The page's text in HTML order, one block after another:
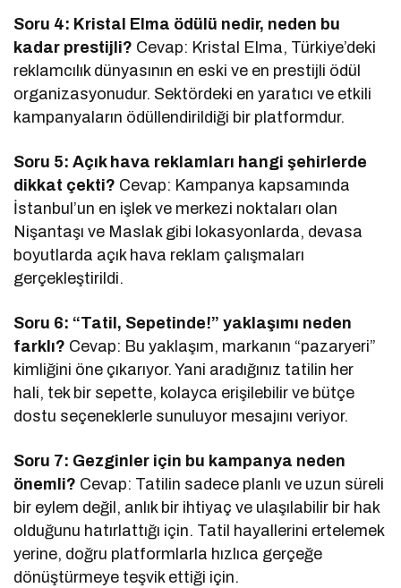
Soru 4: Kristal Elma ödülü nedir, neden bu
kadar prestijli? Cevap: Kristal Elma, Türkiye’deki
reklamcılık dünyasının en eski ve en prestijli ödül
organizasyonudur. Sektördeki en yaratıcı ve etkili
kampanyaların ödüllendirildiği bir platformdur.
Soru 5: Açık hava reklamları hangi şehirlerde
dikkat çekti? Cevap: Kampanya kapsamında
İstanbul’un en işlek ve merkezi noktaları olan
Nişantaşı ve Maslak gibi lokasyonlarda, devasa
boyutlarda açık hava reklam çalışmaları
gerçekleştirildi.
Soru 6: “Tatil, Sepetinde!” yaklaşımı neden
farklı? Cevap: Bu yaklaşım, markanın “pazaryeri”
kimliğini öne çıkarıyor. Yani aradığınız tatilin her
hali, tek bir sepette, kolayca erişilebilir ve bütçe
dostu seçeneklerle sunuluyor mesajını veriyor.
Soru 7: Gezginler için bu kampanya neden
önemli? Cevap: Tatilin sadece planlı ve uzun süreli
bir eylem değil, anlık bir ihtiyaç ve ulaşılabilir bir hak
olduğunu hatırlattığı için. Tatil hayallerini ertelemek
yerine, doğru platformlarla hızlıca gerçeğe
dönüştürmeye teşvik ettiği için.